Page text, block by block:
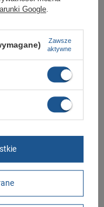
Google
Zawsze
aktywne